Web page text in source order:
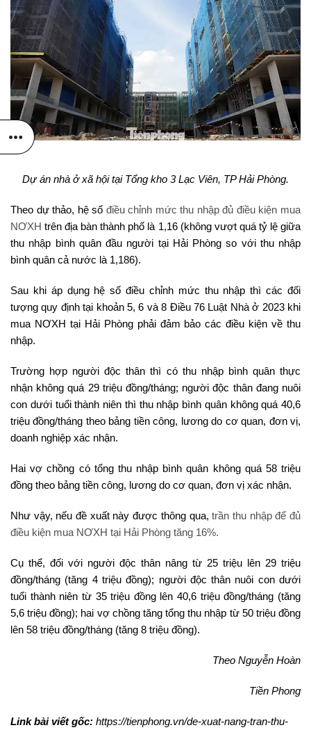
Dự án nhà ở xã hội tại Tổng kho 3 Lạc Viên, TP Hải Phòng.
Theo dự thảo, hệ số điều chỉnh mức thu nhập đủ điều kiện mua
NƠXH trên địa bàn thành phố là 1,16 (không vượt quá tỷ lệ giữa
thu nhập bình quân đầu người tại Hải Phòng so với thu nhập
bình quân cả nước là 1,186).
Sau khi áp dụng hệ số điều chỉnh mức thu nhập thì các đối
tượng quy định tại khoản 5, 6 và 8 Điều 76 Luật Nhà ở 2023 khi
mua NƠXH tại Hải Phòng phải đảm bảo các điều kiện về thu
nhập.
Trường hợp người độc thân thì có thu nhập bình quân thực
nhận không quá 29 triệu đồng/tháng; người độc thân đang nuôi
con dưới tuổi thành niên thì thu nhập bình quân không quá 40,6
triệu đồng/tháng theo bảng tiền công, lương do cơ quan, đơn vị,
doanh nghiệp xác nhận.
Hai vợ chồng có tổng thu nhập bình quân không quá 58 triệu
đồng theo bảng tiền công, lương do cơ quan, đơn vị xác nhận.
Như vậy, nếu đề xuất này được thông qua,trần thu nhập để đủ
điều kiện mua NƠXH tại Hải Phòng tăng 16%.
Cụ thể, đối với người độc thân nâng từ 25 triệu lên 29 triệu
đồng/tháng (tăng 4 triệu đồng); người độc thân nuôi con dưới
tuổi thành niên từ 35 triệu đồng lên 40,6 triệu đồng/tháng (tăng
5,6 triệu đồng); hai vợ chồng tăng tổng thu nhập từ 50 triệu đồng
lên 58 triệu đồng/tháng (tăng 8 triệu đồng).
Theo Nguyễn Hoàn
Tiền Phong
Link bài viết gốc: https://tienphong.vn/de-xuat-nang-tran-thu-